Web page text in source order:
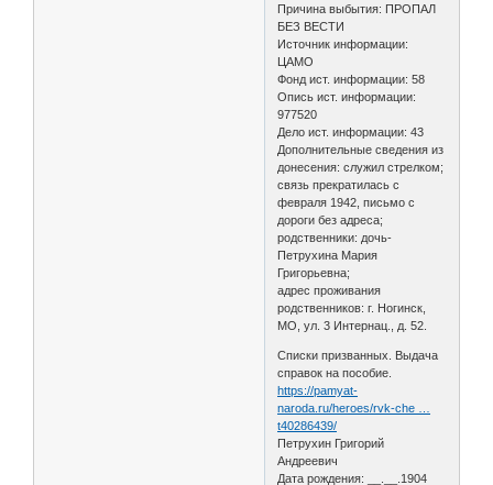
Причина выбытия: ПРОПАЛ
БЕЗ ВЕСТИ
Источник информации:
ЦАМО
Фонд ист. информации: 58
Опись ист. информации:
977520
Дело ист. информации: 43
Дополнительные сведения из
донесения: служил стрелком;
связь прекратилась с
февраля 1942, письмо с
дороги без адреса;
родственники: дочь-
Петрухина Мария
Григорьевна;
адрес проживания
родственников: г. Ногинск,
МО, ул. 3 Интернац., д. 52.
Списки призванных. Выдача
справок на пособие.
https://pamyat-
naroda.ru/heroes/rvk-che …
t40286439/
Петрухин Григорий
Андреевич
Дата рождения: __.__.1904